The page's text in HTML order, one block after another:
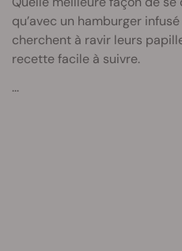
qu’avec un hamburger
cherchent à ravir leurs
recette facile à suivre.
...